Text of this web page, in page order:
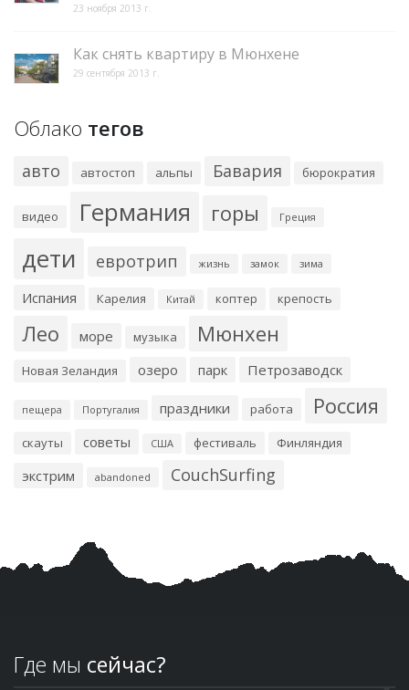
23 ноября 2013 г.
Как снять квартиру в Мюнхене
29 сентября 2013 г.
Облако тегов
авто автостоп альпы Бавария бюрократия
видео Германия горы Греция
дети евротрип жизнь замок зима
Испания Карелия Китай коптер крепость
Лео море музыка Мюнхен
Новая Зеландия озеро парк Петрозаводск
пещера Португалия праздники работа Россия
скауты советы США фестиваль Финляндия
экстрим abandoned CouchSurfing
Где мы сейчас?